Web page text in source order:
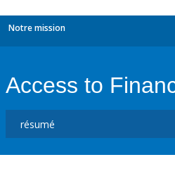
Notre mission
Access to